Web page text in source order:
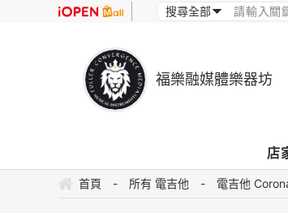
福樂融媒體樂器坊
店
首頁 - 所有 電吉他 - 電吉他